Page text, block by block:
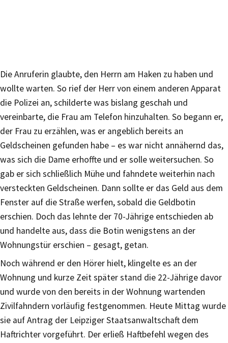
Die Anruferin glaubte, den Herrn am Haken zu haben und
wollte warten. So rief der Herr von einem anderen Apparat
die Polizei an, schilderte was bislang geschah und
vereinbarte, die Frau am Telefon hinzuhalten. So begann er,
der Frau zu erzählen, was er angeblich bereits an
Geldscheinen gefunden habe – es war nicht annähernd das,
was sich die Dame erhoffte und er solle weitersuchen. So
gab er sich schließlich Mühe und fahndete weiterhin nach
versteckten Geldscheinen. Dann sollte er das Geld aus dem
Fenster auf die Straße werfen, sobald die Geldbotin
erschien. Doch das lehnte der 70-Jährige entschieden ab
und handelte aus, dass die Botin wenigstens an der
Wohnungstür erschien – gesagt, getan.
Noch während er den Hörer hielt, klingelte es an der
Wohnung und kurze Zeit später stand die 22-Jährige davor
und wurde von den bereits in der Wohnung wartenden
Zivilfahndern vorläufig festgenommen. Heute Mittag wurde
sie auf Antrag der Leipziger Staatsanwaltschaft dem
Haftrichter vorgeführt. Der erließ Haftbefehl wegen des